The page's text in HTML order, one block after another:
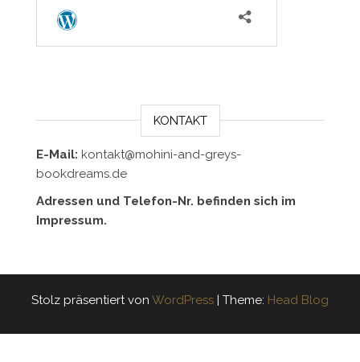
KONTAKT
E-Mail: kontakt@mohini-and-greys-
bookdreams.de
Adressen und Telefon-Nr. befinden sich im
Impressum.
Stolz präsentiert von WordPress | Theme: Head Blog